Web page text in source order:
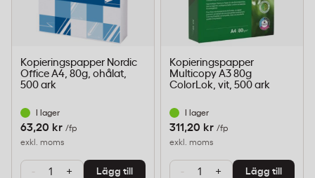
Kopieringspapper Nordic
Office A4, 80g, ohålat,
500 ark
I lager
63,20 kr /fp
exkl. moms
- + Lägg till
Kopieringspapper
Multicopy A3 80g
ColorLok, vit, 500 ark
I lager
311,20 kr /fp
exkl. moms
- + Lägg till